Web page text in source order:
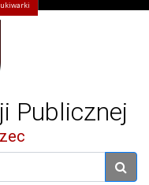
Publicznej